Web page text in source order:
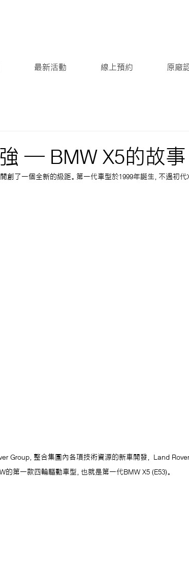
最新活動 線上預約 原廠
— BMW X5的故事
創了一個全新的級距。第一代車型於1999年誕生，不過初
Group，整合集團內各項技術資源的新車開發， Land
第一款四輪驅動車型，也就是第一代BMW X5 (E53)。